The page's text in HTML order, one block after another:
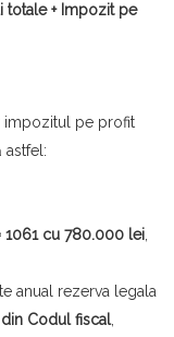
totale + Impozit pe
impozitul pe profit
astfel:
1061 cu 780.000 lei,
anual rezerva legala
din Codul fiscal,